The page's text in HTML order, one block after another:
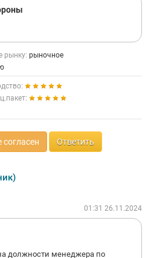
рынку: рыночное
согласен Ответить
01:31 26.11.2024
должности менеджера по